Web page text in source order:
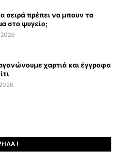
σειρά πρέπει να μπουν τα
στο ψυγείο;
χαρτιά και έγγραφα
!